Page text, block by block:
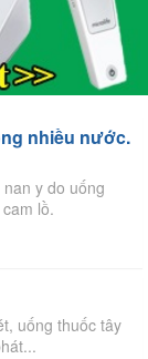
nhiều nước.
y do uống
lồ.
uống thuốc tây